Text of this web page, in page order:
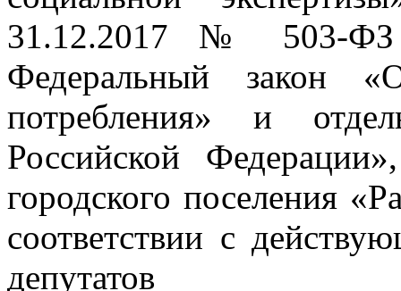
31.12.2017 № 503-ФЗ
Федеральный закон
потребления» и
Российской
городского поселения
соответствии с
депутатов